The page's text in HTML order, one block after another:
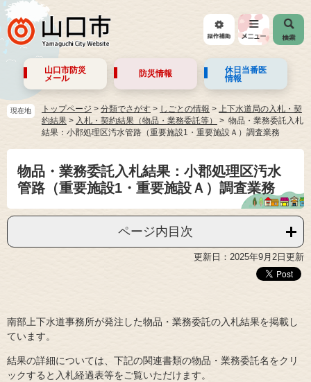
山口市防災
メール
防災情報
休日当番医
情報
現在地 トップページ > 分類でさがす > しごとの情報 >
上下水道局の入札・契
約結果 > 入札・契約結果（物品・業務委託等）
物品・業務委託入札
結果：小郡処理区汚水管路（重要施設1・重要施設Ａ）調査業務
物品・業務委託入札結果：小郡処理区汚水
管路（重要施設1・重要施設Ａ）調査業務
ページ内目次
更新日：2025年9月2日更新
南部上下水道事務所が発注した物品・業務委託の入札結果を掲載し
ています。
結果の詳細については、下記の関連書類の物品・業務委託名をクリ
ックすると入札経過表等をご覧いただけます。